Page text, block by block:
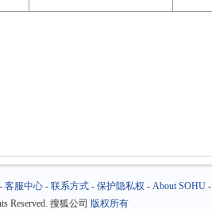
客服中心- 联系方式- 保护隐私权 - About SOHU-
Reserved. 搜狐公司 版权所有